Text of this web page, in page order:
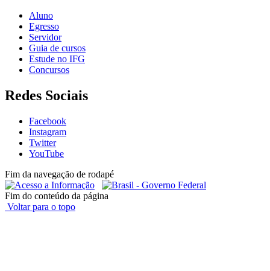
Aluno
Egresso
Servidor
Guia de cursos
Estude no IFG
Concursos
Redes Sociais
Facebook
Instagram
Twitter
YouTube
Fim da navegação de rodapé
Fim do conteúdo da página
Voltar para o topo